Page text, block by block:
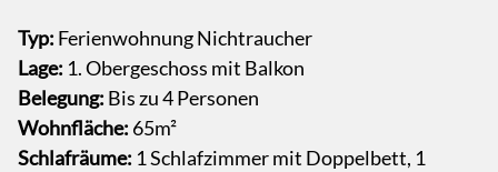
Typ: Ferienwohnung Nichtraucher
Lage: 1. Obergeschoss mit Balkon
Belegung: Bis zu 4 Personen
Wohnfläche: 65m²
Schlafräume: 1 Schlafzimmer mit Doppelbett, 1